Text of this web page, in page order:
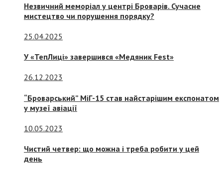
Незвичний меморіал у центрі Броварів. Сучасне
мистецтво чи порушення порядку?
25.04.2025
У «ТепЛиці» завершився «Медяник Fest»
26.12.2023
“Броварський” МіГ-15 став найстарішим експонатом
у музеї авіації
10.05.2023
Чистий четвер: що можна і треба робити у цей
день